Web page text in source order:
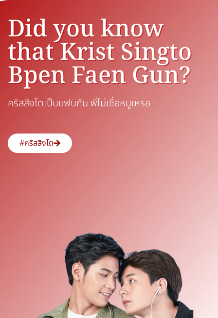
Did you know
that Krist Singto
Bpen Faen Gun?
คริสสิงโตเป็นแฟนกัน พี่ไม่เชื่อหนูเหรอ
#คริสสิงโต